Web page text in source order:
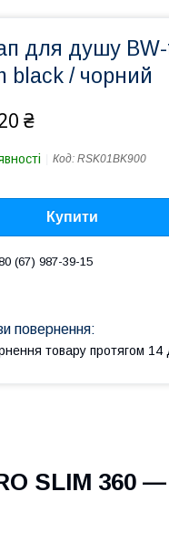
для душу
black / чорний
₴
Код: RSK01BK900
Купити
(67) 987-39-15
товару протягом 14
SLIM 360